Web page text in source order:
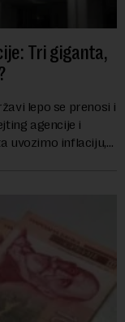
Tri giganta,
lepo se prenosi i
agencije i
uvozimo inflaciju,